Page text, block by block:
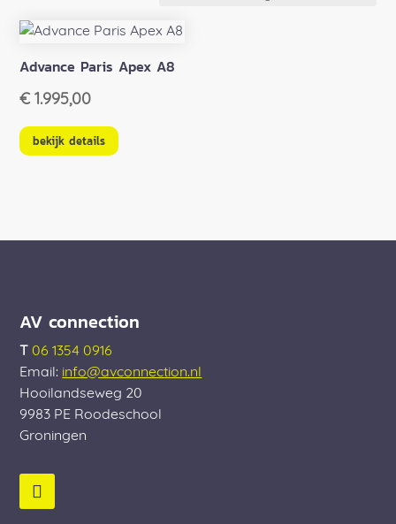
Advance Paris Apex A8
€ 1.995,00
bekijk details
AV connection
T 06 1354 0916
Email: info@avconnection.nl
Hooilandseweg 20
9983 PE Roodeschool
Groningen